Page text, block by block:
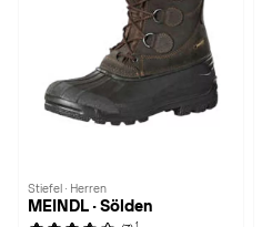
Stiefel · Herren
MEINDL · Sölden
1